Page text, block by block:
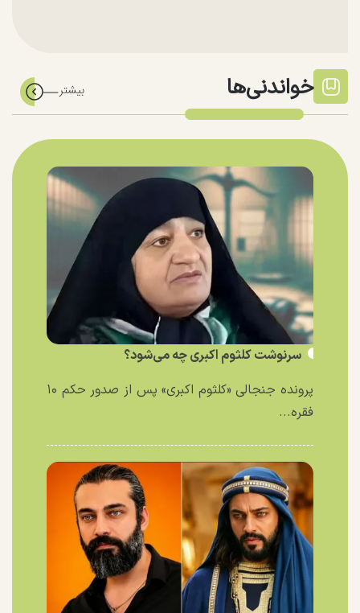
خواندنی‌ها
سرنوشت کلثوم اکبری چه می‌شود؟
پرونده جنجالی «کلثوم اکبری» پس از صدور حکم ۱۰
فقره...